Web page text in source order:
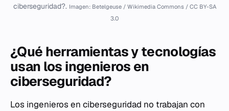
ciberseguridad?. Imagen: Betelgeuse / Wikimedia Commons / CC BY-SA
3.0
¿Qué herramientas y tecnologías
usan los ingenieros en
ciberseguridad?
Los ingenieros en ciberseguridad no trabajan con